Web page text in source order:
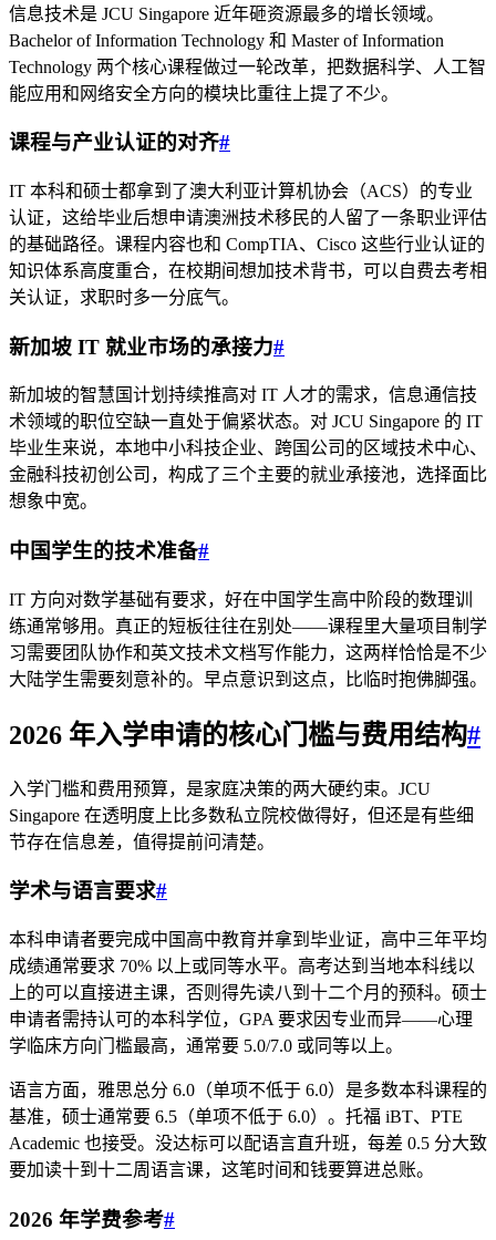
信息技术是 JCU Singapore 近年砸资源最多的增长领域。
Bachelor of Information Technology 和 Master of Information
Technology 两个核心课程做过一轮改革，把数据科学、人工智
能应用和网络安全方向的模块比重往上提了不少。
课程与产业认证的对齐#
IT 本科和硕士都拿到了澳大利亚计算机协会（ACS）的专业
认证，这给毕业后想申请澳洲技术移民的人留了一条职业评估
的基础路径。课程内容也和 CompTIA、Cisco 这些行业认证的
知识体系高度重合，在校期间想加技术背书，可以自费去考相
关认证，求职时多一分底气。
新加坡 IT 就业市场的承接力#
新加坡的智慧国计划持续推高对 IT 人才的需求，信息通信技
术领域的职位空缺一直处于偏紧状态。对 JCU Singapore 的 IT
毕业生来说，本地中小科技企业、跨国公司的区域技术中心、
金融科技初创公司，构成了三个主要的就业承接池，选择面比
想象中宽。
中国学生的技术准备#
IT 方向对数学基础有要求，好在中国学生高中阶段的数理训
练通常够用。真正的短板往往在别处——课程里大量项目制学
习需要团队协作和英文技术文档写作能力，这两样恰恰是不少
大陆学生需要刻意补的。早点意识到这点，比临时抱佛脚强。
2026 年入学申请的核心门槛与费用结构#
入学门槛和费用预算，是家庭决策的两大硬约束。JCU
Singapore 在透明度上比多数私立院校做得好，但还是有些细
节存在信息差，值得提前问清楚。
学术与语言要求#
本科申请者要完成中国高中教育并拿到毕业证，高中三年平均
成绩通常要求 70% 以上或同等水平。高考达到当地本科线以
上的可以直接进主课，否则得先读八到十二个月的预科。硕士
申请者需持认可的本科学位，GPA 要求因专业而异——心理
学临床方向门槛最高，通常要 5.0/7.0 或同等以上。
语言方面，雅思总分 6.0（单项不低于 6.0）是多数本科课程的
基准，硕士通常要 6.5（单项不低于 6.0）。托福 iBT、PTE
Academic 也接受。没达标可以配语言直升班，每差 0.5 分大致
要加读十到十二周语言课，这笔时间和钱要算进总账。
2026 年学费参考#